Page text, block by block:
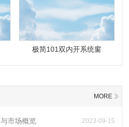
极简101双内开系统窗
MORE
市场概览 2023-09-15